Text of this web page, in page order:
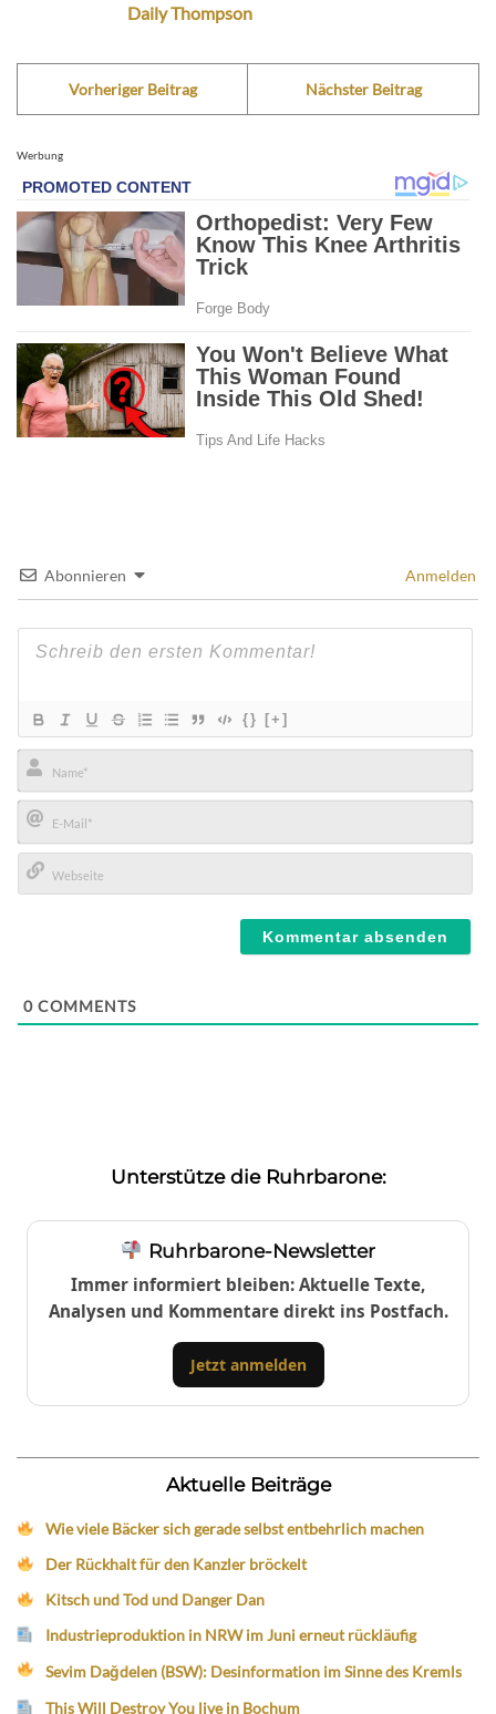
Daily Thompson
Vorheriger Beitrag Nächster Beitrag
Werbung
Abonnieren Anmelden
{} [+]
Name*
E-
Mail*
0 COMMENTS
Unterstütze die Ruhrbarone:
Ruhrbarone-Newsletter
Immer informiert bleiben: Aktuelle Texte,
Analysen und Kommentare direkt ins Postfach.
Jetzt anmelden
Aktuelle Beiträge
Wie viele Bäcker sich gerade selbst entbehrlich machen
Der Rückhalt für den Kanzler bröckelt
Kitsch und Tod und Danger Dan
Industrieproduktion in NRW im Juni erneut rückläufig
Sevim Dağdelen (BSW): Desinformation im Sinne des Kremls
This Will Destroy You live in Bochum